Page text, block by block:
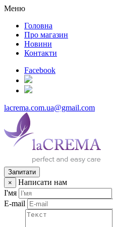
Меню
Головна
Про магазин
Новини
Контакти
Facebook
lacrema.com.ua@gmail.com
Запитати
×
Написати нам
І'мя
E-mail